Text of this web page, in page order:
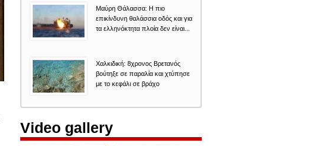
Μαύρη Θάλασσα: Η πιο
επικίνδυνη θαλάσσια οδός και για
τα ελληνόκτητα πλοία δεν είναι...
Χαλκιδική: 8χρονος Βρετανός
βούτηξε σε παραλία και χτύπησε
με το κεφάλι σε βράχο
Video gallery